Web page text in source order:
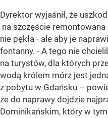
Dyrektor wyjaśnił, że
na szczęście
nie pękła - ale aby je
fontanny. - A tego nie
na turystów, dla których
wodą królem mórz jest
z pobytu w Gdańsku –
że do naprawy dojdzie
Dominikańskim, który w